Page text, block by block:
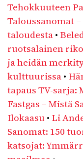
Tehokkuuteen
Taloussanomat
taloudesta•
ruotsalainen
ja heidän
kulttuurissa•
tapaus TV-sarja:
Fastgas – Mistä
Ilokaasu • Li
Sanomat: 150
katsojat: